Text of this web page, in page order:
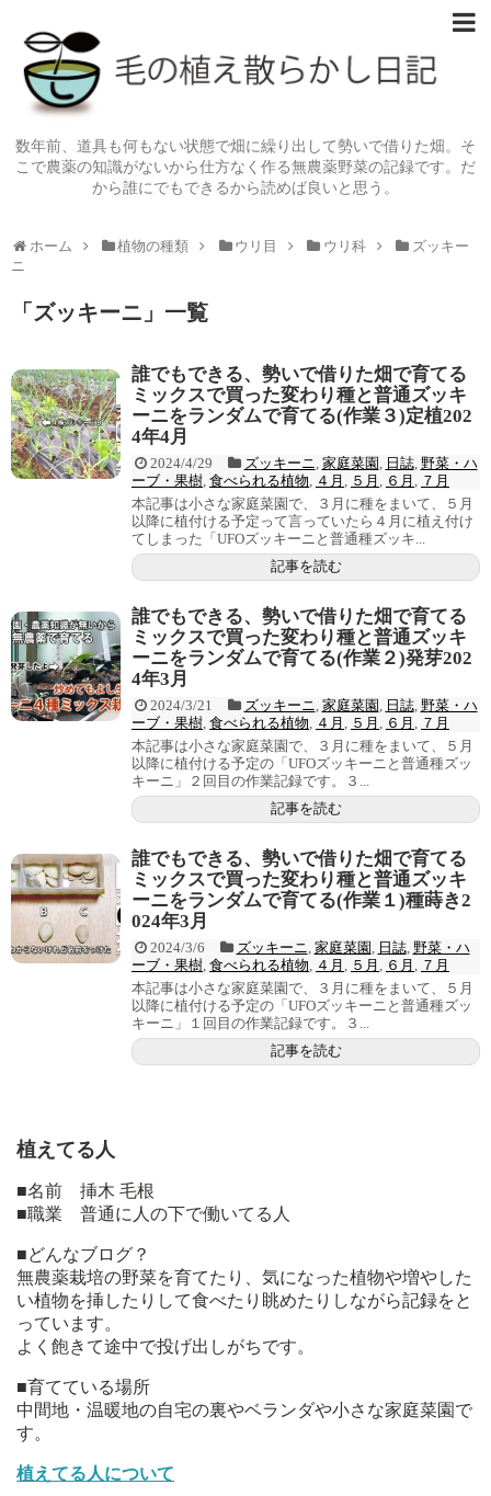
数年前、道具も何もない状態で畑に繰り出して勢いで借りた畑。そ
こで農薬の知識がないから仕方なく作る無農薬野菜の記録です。だ
から誰にでもできるから読めば良いと思う。
ホーム 植物の種類 ウリ目 ウリ科
ズッキー
ニ
「 ズッキーニ 」 一覧
誰でもできる、勢いで借りた畑で育てる
ミックスで買った変わり種と普通ズッキ
ーニをランダムで育てる(作業３)定植202
4年4月
2024/4/29 ズッキーニ 家庭菜園 日誌, 野菜・ハ
ーブ・果樹 食べられる植物 ４月 ５月 ６月
７月
本記事は小さな家庭菜園で、３月に種をまいて、５月
以降に植付ける予定って言っていたら４月に植え付け
てしまった「UFOズッキーニと普通種ズッキ...
記事を読む
誰でもできる、勢いで借りた畑で育てる
ミックスで買った変わり種と普通ズッキ
ーニをランダムで育てる(作業２)発芽202
4年3月
2024/3/21 ズッキーニ 家庭菜園 日誌, 野菜・ハ
ーブ・果樹 食べられる植物 ４月 ５月 ６月
７月
本記事は小さな家庭菜園で、３月に種をまいて、５月
以降に植付ける予定の「UFOズッキーニと普通種ズッ
キーニ」２回目の作業記録です。３...
記事を読む
誰でもできる、勢いで借りた畑で育てる
ミックスで買った変わり種と普通ズッキ
ーニをランダムで育てる(作業１)種蒔き2
024年3月
2024/3/6 ズッキーニ 家庭菜園 日誌, 野菜・ハ
ーブ・果樹 食べられる植物 ４月 ５月 ６月
７月
本記事は小さな家庭菜園で、３月に種をまいて、５月
以降に植付ける予定の「UFOズッキーニと普通種ズッ
キーニ」１回目の作業記録です。３...
記事を読む
植えてる人
■名前 挿木 毛根
■職業 普通に人の下で働いてる人
■どんなブログ？
無農薬栽培の野菜を育てたり、気になった植物や増やした
い植物を挿したりして食べたり眺めたりしながら記録をと
っています。
よく飽きて途中で投げ出しがちです。
■育てている場所
中間地・温暖地の自宅の裏やベランダや小さな家庭菜園で
す。
植えてる人について